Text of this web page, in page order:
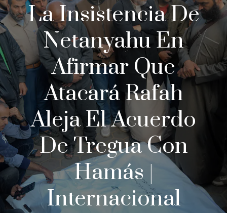
La Insistencia De
Netanyahu En
Afirmar Que
Atacará Rafah
Aleja El Acuerdo
De Tregua Con
Hamás |
Internacional